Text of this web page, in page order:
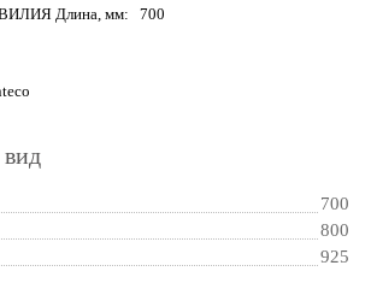
Длина, мм:
700
700
800
925